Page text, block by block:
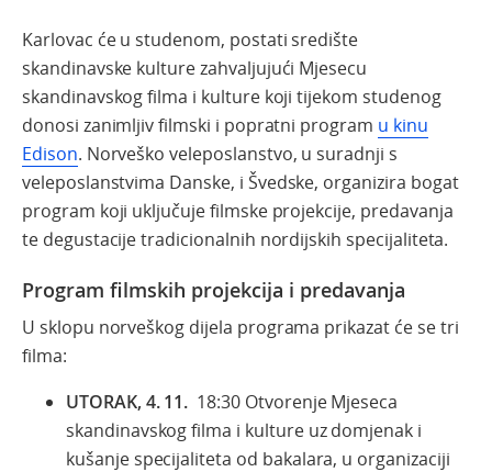
Karlovac će u studenom, postati središte
skandinavske kulture zahvaljujući Mjesecu
skandinavskog filma i kulture koji tijekom studenog
donosi zanimljiv filmski i popratni program u kinu
Edison. Norveško veleposlanstvo, u suradnji s
veleposlanstvima Danske, i Švedske, organizira bogat
program koji uključuje filmske projekcije, predavanja
te degustacije tradicionalnih nordijskih specijaliteta.
Program filmskih projekcija i predavanja
U sklopu norveškog dijela programa prikazat će se tri
filma:
UTORAK, 4. 11. 18:30 Otvorenje Mjeseca
skandinavskog filma i kulture uz domjenak i
kušanje specijaliteta od bakalara, u organizaciji